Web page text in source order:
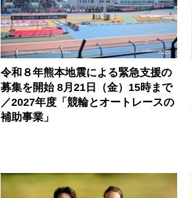
令和８年熊本地震による緊急支援の
募集を開始 8月21日（金）15時まで
／2027年度「競輪とオートレースの
補助事業」